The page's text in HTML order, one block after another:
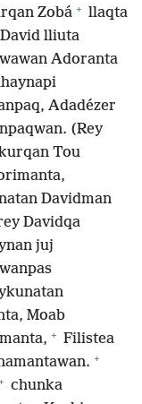
Zobá + llaqta
lliuta
Adoranta
Adadézer
(Rey
Tou
Davidman
Davidqa
juj
Moab
+ Filistea
+
chunka